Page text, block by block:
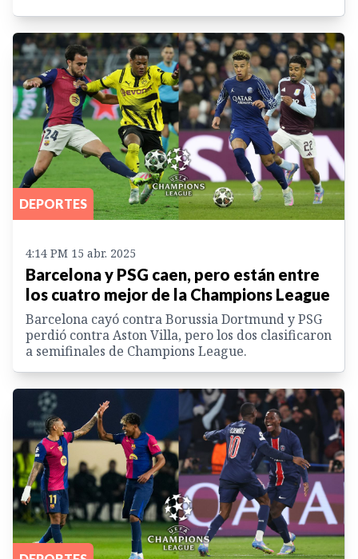
DEPORTES
4:14 PM 15 abr. 2025
Barcelona y PSG caen, pero están entre
los cuatro mejor de la Champions League
Barcelona cayó contra Borussia Dortmund y PSG
perdió contra Aston Villa, pero los dos clasificaron
a semifinales de Champions League.